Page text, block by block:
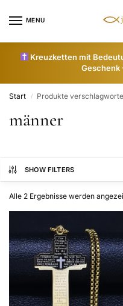
MENU
Kreuzketten mit
Geschenk
Start / Produkte
männer
SHOW FILTERS
Alle 2 Ergebnisse werden